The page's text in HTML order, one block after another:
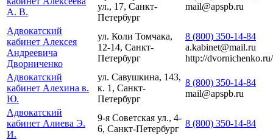
А. В.
ул., 17, Санкт-
Петербург
mail@apspb.ru
Адвокатский
кабинет Алексея
Андреевича
Дворниченко
ул. Коли Томчака,
12-14, Санкт-
Петербург
8 (800) 350-14-84
a.kabinet@mail.ru
http://dvornichenko.ru/
Адвокатский
кабинет Алехина в.
Ю.
ул. Савушкина, 143,
к. 1, Санкт-
Петербург
8 (800) 350-14-84
mail@apspb.ru
Адвокатский
кабинет Алиева Э.
И.
9-я Советская ул., 4-
6, Санкт-Петербург
8 (800) 350-14-84